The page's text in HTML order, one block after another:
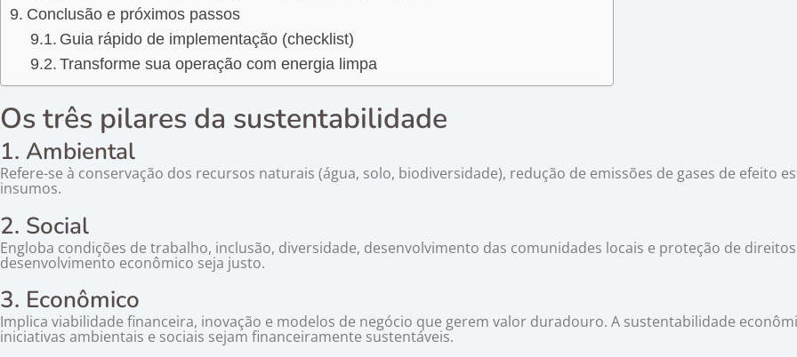
Conclusão e próximos passos
Guia rápido de implementação (checklist)
Transforme sua operação com energia limpa
Os três pilares da sustentabilidade
1. Ambiental
Refere-se à conservação dos recursos naturais (água, solo, biodiversidade), redução de emissões de gases de efeito
insumos.
2. Social
Engloba condições de trabalho, inclusão, diversidade, desenvolvimento das comunidades locais e proteção de
desenvolvimento econômico seja justo.
3. Econômico
Implica viabilidade financeira, inovação e modelos de negócio que gerem valor duradouro. A sustentabilidade
iniciativas ambientais e sociais sejam financeiramente sustentáveis.